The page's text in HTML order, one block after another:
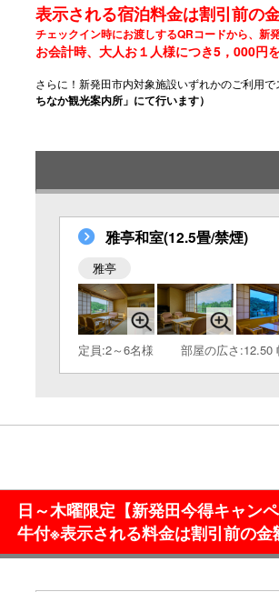
表示される宿泊料金は割引前の金
チェックイン時にお渡しするQRコードから、新
お会計時、大人お１人様につき5，000円
さらに！新発田市内対象施設いずれかのご利用
ちなか観光案内所」にて行います）
雅亭和室(12.5畳/禁煙)
雅亭
定員:2～6名様 部屋の広さ:12.50
日～木曜限定【新発田今得キャン
牛付※表示される料金は割引前の金